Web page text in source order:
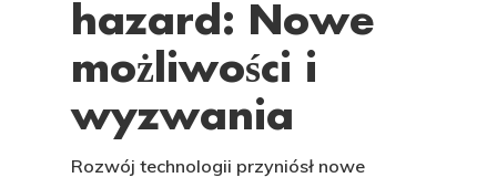
hazard: Nowe
możliwości i
wyzwania
Rozwój technologii przyniósł nowe